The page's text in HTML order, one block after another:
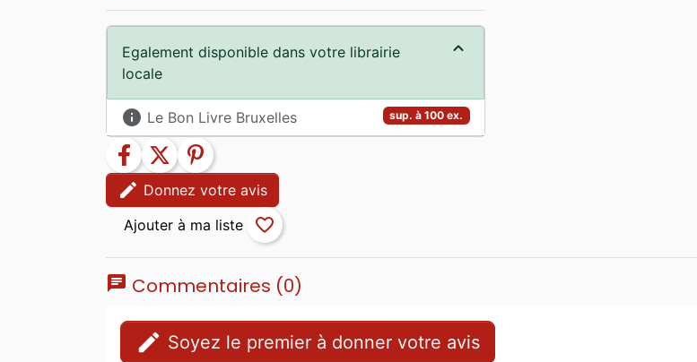
Egalement disponible dans votre librairie
locale
sup. à 100 ex.
info Le Bon Livre Bruxelles
facebook twitter
pinterest
edit Donnez votre avis
favorite_border
chat Commentaires (0)
edit Soyez le premier à donner votre avis